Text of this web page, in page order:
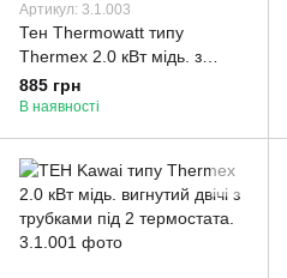
Артикул: 3.1.003
Тен Thermowatt типу
Thermex 2.0 кВт мідь. з
трубками під 2 термостати
885 грн
В наявності